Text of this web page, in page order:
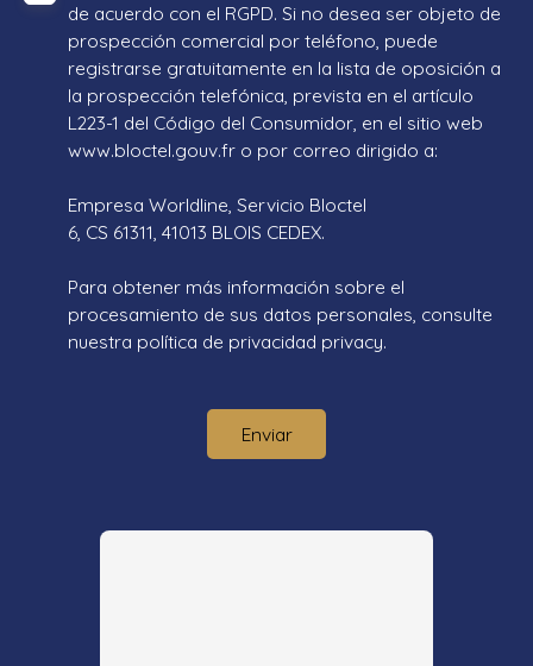
de acuerdo con el RGPD. Si no desea ser objeto de
prospección comercial por teléfono, puede
registrarse gratuitamente en la lista de oposición a
la prospección telefónica, prevista en el artículo
L223-1 del Código del Consumidor, en el sitio web
www.bloctel.gouv.fr o por correo dirigido a:
Empresa Worldline, Servicio Bloctel
6, CS 61311, 41013 BLOIS CEDEX.
Para obtener más información sobre el
procesamiento de sus datos personales, consulte
nuestra política de privacidad privacy.
Enviar